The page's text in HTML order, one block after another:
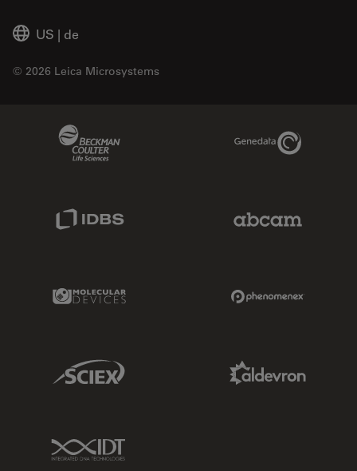
US | de
© 2026 Leica Microsystems
Genedata Link
Molecular Devices Link
Sciex Link
IDT Link